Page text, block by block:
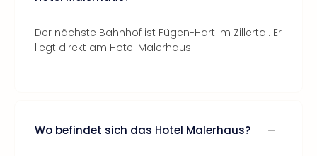
Der nächste Bahnhof ist Fügen-Hart im Zillertal. Er
liegt direkt am Hotel Malerhaus.
Wo befindet sich das Hotel Malerhaus?